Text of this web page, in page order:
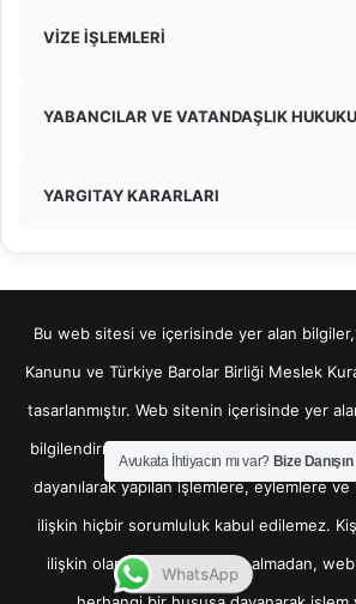
VİZE İŞLEMLERİ
YABANCILAR VE VATANDAŞLIK HUKUKU
YARGITAY KARARLARI
Bu web sitesi ve içerisinde yer alan bilgiler,
Kanunu ve Türkiye Barolar Birliği Meslek
tasarlanmıştır. Web sitenin içerisinde yer
bilgilendirme amaçlı olup, bu bilgilerin bir
dayanılarak yapılan işlemlere, eylemlere ve
ilişkin hiçbir sorumluluk kabul edilemez.
ilişkin olarak hukuki destek almadan,
Avukata İhtiyacın mı var? Bize Danışın
WhatsApp